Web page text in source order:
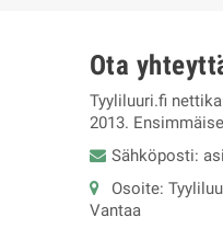
Ota
Tyyliluuri.fi
2013.
Sähköposti:
Osoite:
Vantaa